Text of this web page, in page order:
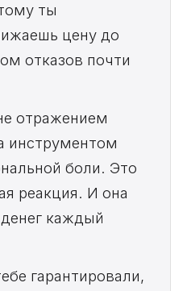
ты
цену до
отказов почти
отражением
инструментом
боли. Это
реакция. И она
каждый
гарантировали,